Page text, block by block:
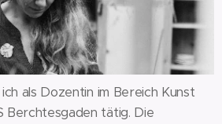
als Dozentin im Bereich Kunst
Berchtesgaden tätig. Die